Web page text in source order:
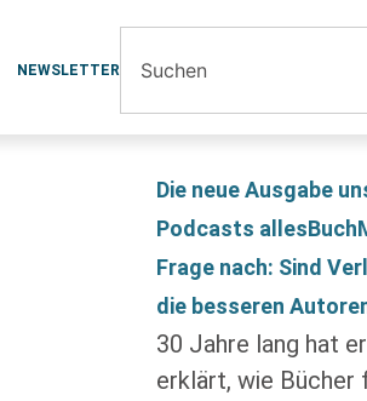
NEWSLETTER
Die neue Ausgabe
Podcasts
Frage nach: Sind
die besseren
30 Jahre lang hat
erklärt, wie Bücher